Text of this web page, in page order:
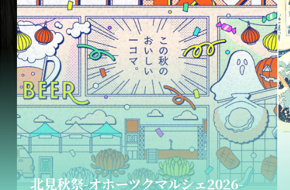
橘家冨蔵 独演会チケット販売中！